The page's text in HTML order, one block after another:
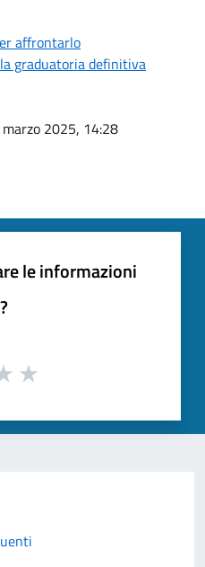
affrontarlo
graduatoria definitiva
marzo 2025, 14:28
le informazioni